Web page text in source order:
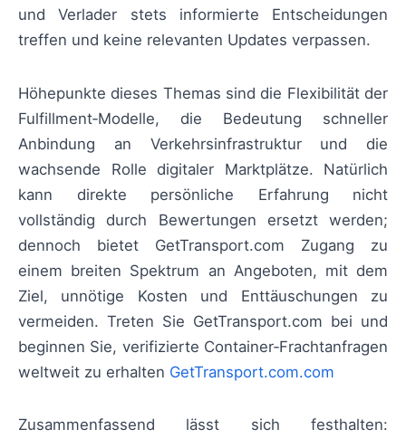
und Verlader stets informierte Entscheidungen
treffen und keine relevanten Updates verpassen.
Höhepunkte dieses Themas sind die Flexibilität der
Fulfillment‑Modelle, die Bedeutung schneller
Anbindung an Verkehrsinfrastruktur und die
wachsende Rolle digitaler Marktplätze. Natürlich
kann direkte persönliche Erfahrung nicht
vollständig durch Bewertungen ersetzt werden;
dennoch bietet GetTransport.com Zugang zu
einem breiten Spektrum an Angeboten, mit dem
Ziel, unnötige Kosten und Enttäuschungen zu
vermeiden. Treten Sie GetTransport.com bei und
beginnen Sie, verifizierte Container‑Frachtanfragen
weltweit zu erhalten GetTransport.com.com
Zusammenfassend lässt sich festhalten: